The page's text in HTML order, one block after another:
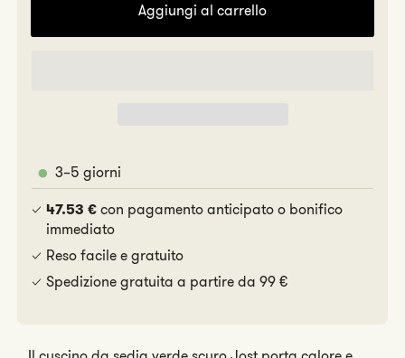
Aggiungi al carrello
per
per
3–5 giorni
47.53 € con pagamento anticipato o bonifico
immediato
Reso facile e gratuito
Spedizione gratuita a partire da 99 €